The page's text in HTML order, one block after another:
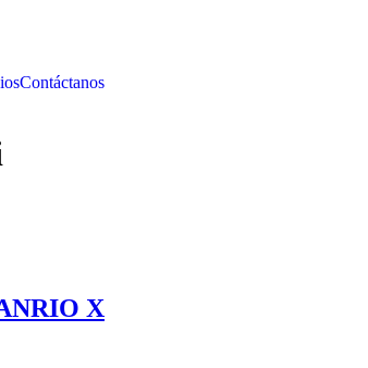
Contáctanos
X